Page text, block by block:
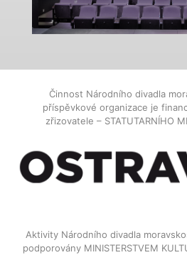
Činnost Národního divadla
příspěvkové organizace je
zřizovatele – STATUTARNÍHO
Aktivity Národního divadla
podporovány MINISTERSTVEM